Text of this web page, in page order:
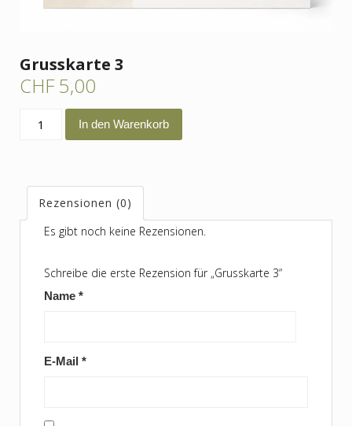
Grusskarte 3
CHF5,00
GrusskarteIn den Warenkorb
Rezensionen (0)
Es gibt noch keine Rezensionen.
Schreibe die erste Rezension für „Grusskarte 3“
Name *
E-Mail *